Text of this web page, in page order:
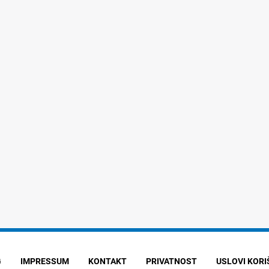
IMPRESSUM KONTAKT PRIVATNOST USLOVI